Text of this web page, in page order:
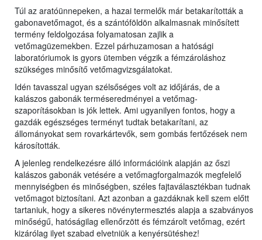
Túl az aratóünnepeken, a hazai termelők már betakarították a
gabonavetőmagot, és a szántóföldön alkalmasnak minősített
termény feldolgozása folyamatosan zajlik a
vetőmagüzemekben. Ezzel párhuzamosan a hatósági
laboratóriumok is gyors ütemben végzik a fémzároláshoz
szükséges minősítő vetőmagvizsgálatokat.
Idén tavasszal ugyan szélsőséges volt az időjárás, de a
kalászos gabonák terméseredményei a vetőmag-
szaporításokban is jók lettek. Ami ugyanilyen fontos, hogy a
gazdák egészséges terményt tudtak betakarítani, az
állományokat sem rovarkártevők, sem gombás fertőzések nem
károsították.
A jelenleg rendelkezésre álló információink alapján az őszi
kalászos gabonák vetésére a vetőmagforgalmazók megfelelő
mennyiségben és minőségben, széles fajtaválasztékban tudnak
vetőmagot biztosítani. Azt azonban a gazdáknak kell szem előtt
tartaniuk, hogy a sikeres növénytermesztés alapja a szabványos
minőségű, hatóságilag ellenőrzött és fémzárolt vetőmag, ezért
kizárólag ilyet szabad elvetniük a kenyérsütéshez!